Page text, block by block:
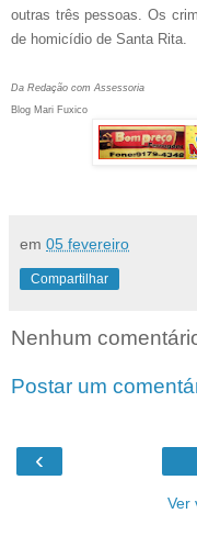
outras três pessoas. Os
de homicídio de Santa Rita.
Da Redação com Assessoria
Blog Mari Fuxico
em 05 fevereiro
Compartilhar
Nenhum
Postar um
‹
Ver